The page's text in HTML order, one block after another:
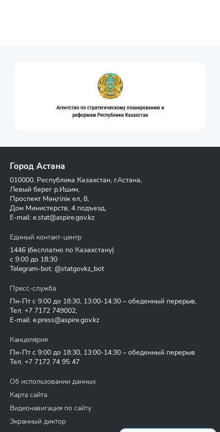
Город Астана
010000, Республика Казахстан, г.Астана,
Левый берег р.Ишим,
Проспект Мәңгілік ел, 8,
Дом Министерств, 4 подъезд,
E-mail: e.stat@aspire.gov.kz
Единый контакт-центр
1446 (бесплатно по Казахстану)
с 9:00 до 18:30
Telegram-bot: @statgovkz_bot
Пресс-служба
Пн-Пт с 9:00 до 18:30, 13:00-14:30 – обеденный перерыв,
Тел. +7 7172 749002,
E-mail: e.press@aspire.gov.kz
Канцелярия
Пн-Пт с 9:00 до 18:30, 13:00-14:30 – обеденный перерыв
Тел. +7 7172 74 95 47
Об использовании данных
Карта сайта
Видеонавигация по сайту
Экранный диктор